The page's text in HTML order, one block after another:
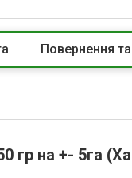
Повернення
гр на +- 5га